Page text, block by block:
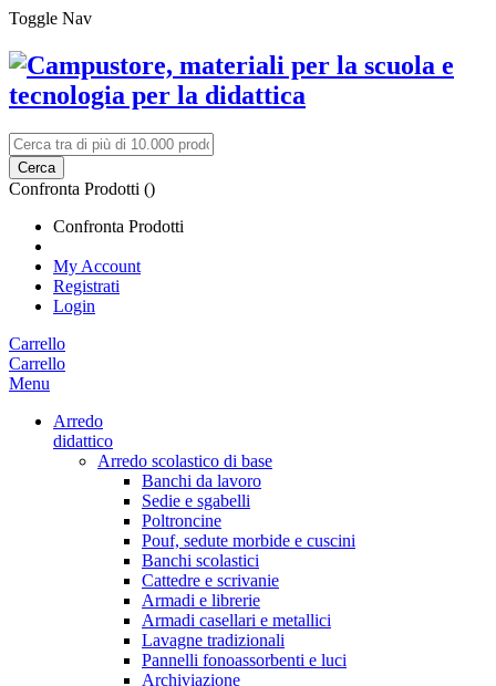
Toggle Nav
Cerca
Confronta Prodotti ()
Confronta Prodotti
My Account
Registrati
Login
Carrello
Carrello
Menu
Arredo
didattico
Arredo scolastico di base
Banchi da lavoro
Sedie e sgabelli
Poltroncine
Pouf, sedute morbide e cuscini
Banchi scolastici
Cattedre e scrivanie
Armadi e librerie
Armadi casellari e metallici
Lavagne tradizionali
Pannelli fonoassorbenti e luci
Archiviazione